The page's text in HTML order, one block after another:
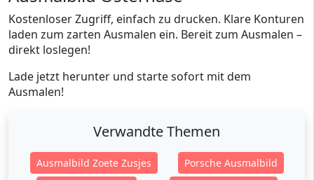
Kostenloser Zugriff, einfach zu drucken. Klare Konturen
laden zum zarten Ausmalen ein. Bereit zum Ausmalen –
direkt loslegen!
Lade jetzt herunter und starte sofort mit dem
Ausmalen!
Verwandte Themen
Ausmalbild Zoete Zusjes
Porsche Ausmalbild